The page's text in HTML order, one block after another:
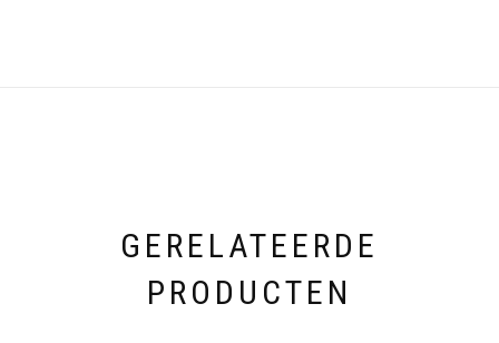
GERELATEERDE
PRODUCTEN